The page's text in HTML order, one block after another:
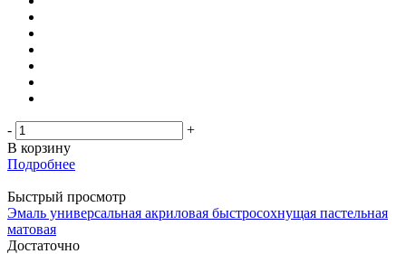
-
+
В корзину
Подробнее
Быстрый просмотр
Эмаль универсальная акриловая быстросохнущая пастельная
матовая
Достаточно